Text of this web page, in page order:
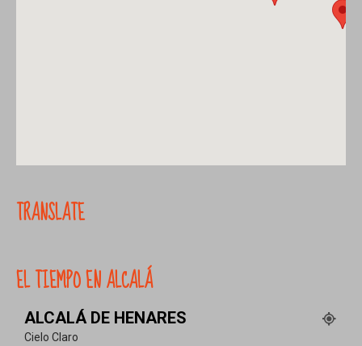
TRANSLATE
EL TIEMPO EN ALCALÁ
ALCALÁ DE HENARES
Cielo Claro